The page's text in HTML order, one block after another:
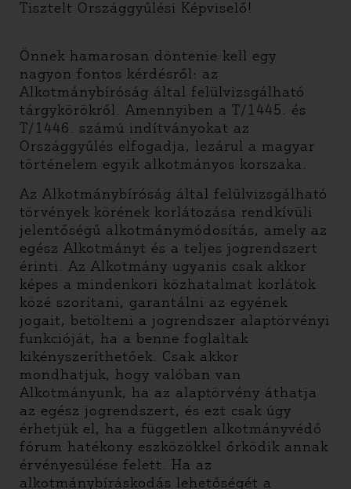
Tisztelt Országgyűlési Képviselő!
Önnek hamarosan döntenie kell egy
nagyon fontos kérdésről: az
Alkotmánybíróság által felülvizsgálható
tárgykörökről. Amennyiben a T/1445. és
T/1446. számú indítványokat az
Országgyűlés elfogadja, lezárul a magyar
történelem egyik alkotmányos korszaka.
Az Alkotmánybíróság által felülvizsgálható
törvények körének korlátozása rendkívüli
jelentőségű alkotmánymódosítás, amely az
egész Alkotmányt és a teljes jogrendszert
érinti. Az Alkotmány ugyanis csak akkor
képes a mindenkori közhatalmat korlátok
közé szorítani, garantálni az egyének
jogait, betölteni a jogrendszer alaptörvényi
funkcióját, ha a benne foglaltak
kikényszeríthetőek. Csak akkor
mondhatjuk, hogy valóban van
Alkotmányunk, ha az alaptörvény áthatja
az egész jogrendszert, és ezt csak úgy
érhetjük el, ha a független alkotmányvédő
fórum hatékony eszközökkel őrködik annak
érvényesülése felett. Ha az
alkotmánybíráskodás lehetőségét a